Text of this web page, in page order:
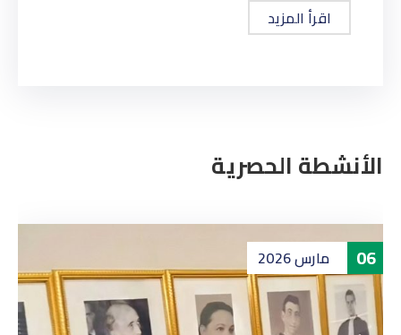
اقرأ المزيد
الأنشطة الحصرية
06 مارس2026